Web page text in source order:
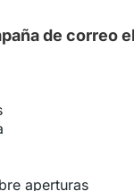
de correo
aperturas